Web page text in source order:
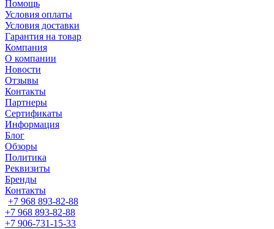
Помощь
Условия оплаты
Условия доставки
Гарантия на товар
Компания
О компании
Новости
Отзывы
Контакты
Партнеры
Сертификаты
Информация
Блог
Обзоры
Политика
Реквизиты
Бренды
Контакты
+7 968 893-82-88
+7 968 893-82-88
+7 906-731-15-33